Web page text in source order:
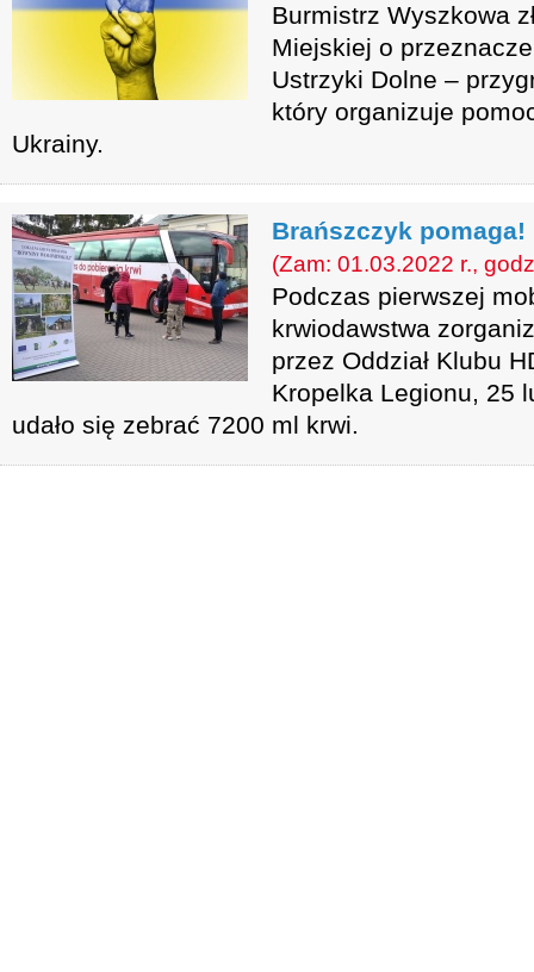
Burmistrz Wyszkowa
Miejskiej o
Ustrzyki Dolne –
który organizuje
Ukrainy.
Brańszczyk pomaga!
(Zam: 01.03.2022 r.,
Podczas pierwszej
krwiodawstwa
przez Oddział Klubu
Kropelka Legionu, 25
udało się zebrać 7200 ml krwi.